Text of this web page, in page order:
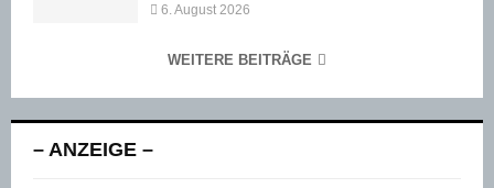
6. August 2026
WEITERE BEITRÄGE
– ANZEIGE –